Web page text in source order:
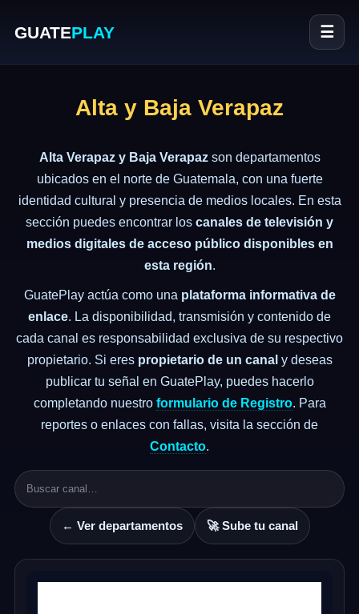
GUATEPLAY ☰
Alta y Baja Verapaz
Alta Verapaz y Baja Verapazson departamentos
ubicados en el norte de Guatemala, con una fuerte
identidad cultural y presencia de medios locales. En esta
sección puedes encontrar los canales de televisión y
medios digitales de acceso público disponibles en
esta región.
GuatePlay actúa como una plataforma informativa de
enlace. La disponibilidad, transmisión y contenido de
cada canal es responsabilidad exclusiva de su respectivo
propietario. Si eres propietario de un canal y deseas
publicar tu señal en GuatePlay, puedes hacerlo
completando nuestro formulario de Registro. Para
reportes o enlaces con fallas, visita la sección de
Contacto.
← Ver departamentos 🚀 Sube tu canal